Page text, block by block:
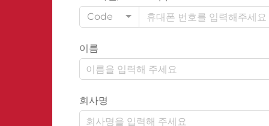
Code
이름
회사명